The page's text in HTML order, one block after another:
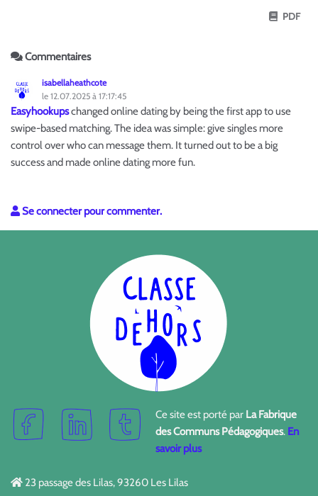
PDF
Commentaires
isabellaheathcote
le 12.07.2025 à 17:17:45
Easyhookupschanged online dating by being the first app to use
swipe-based matching. The idea was simple: give singles more
control over who can message them. It turned out to be a big
success and made online dating more fun.
Se connecter pour commenter.
Ce site est porté par La Fabrique
des Communs Pédagogiques. En
savoir plus
23 passage des Lilas, 93260 Les Lilas